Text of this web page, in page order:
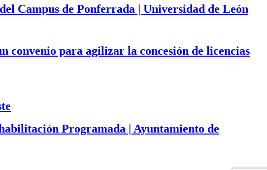
Campus de Ponferrada | Universidad de León
convenio para agilizar la concesión de licencias
Programada | Ayuntamiento de